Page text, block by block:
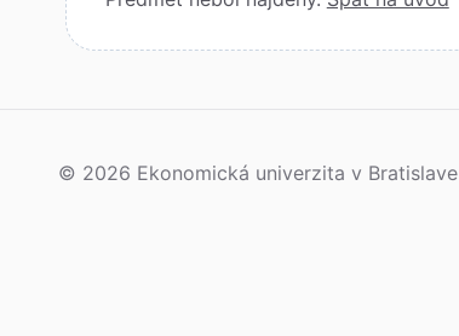
© 2026 Ekonomická univerzita v Bratislave